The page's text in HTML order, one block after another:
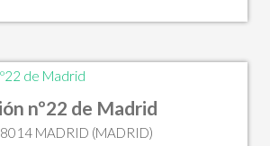
nº22 de Madrid
MADRID (MADRID)